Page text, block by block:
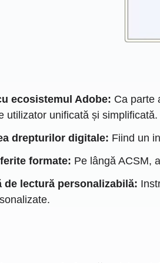
ecosistemul Adobe: Ca parte
utilizator unificată și simplificată.
drepturilor digitale: Fiind un
formate: Pe lângă ACSM,
de lectură personalizabilă: